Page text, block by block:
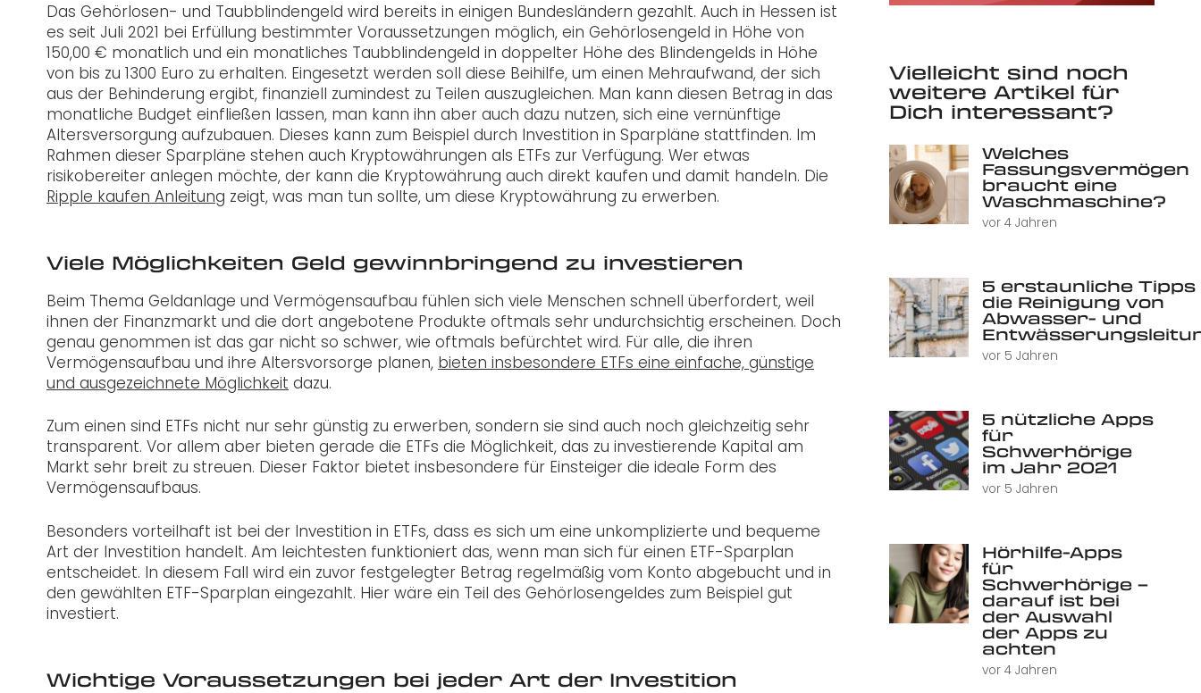
Das Gehörlosen- und Taubblindengeld wird bereits in einigen Bundesländern gezahlt. Auch in Hessen ist
es seit Juli 2021 bei Erfüllung bestimmter Voraussetzungen möglich, ein Gehörlosengeld in Höhe von
150,00 € monatlich und ein monatliches Taubblindengeld in doppelter Höhe des Blindengelds in Höhe
von bis zu 1300 Euro zu erhalten. Eingesetzt werden soll diese Beihilfe, um einen Mehraufwand, der sich
aus der Behinderung ergibt, finanziell zumindest zu Teilen auszugleichen. Man kann diesen Betrag in das
monatliche Budget einfließen lassen, man kann ihn aber auch dazu nutzen, sich eine vernünftige
Altersversorgung aufzubauen. Dieses kann zum Beispiel durch Investition in Sparpläne stattfinden. Im
Rahmen dieser Sparpläne stehen auch Kryptowährungen als ETFs zur Verfügung. Wer etwas
risikobereiter anlegen möchte, der kann die Kryptowährung auch direkt kaufen und damit handeln. Die
Ripple kaufen Anleitung zeigt, was man tun sollte, um diese Kryptowährung zu erwerben.
Viele Möglichkeiten Geld gewinnbringend zu investieren
Beim Thema Geldanlage und Vermögensaufbau fühlen sich viele Menschen schnell überfordert, weil
ihnen der Finanzmarkt und die dort angebotene Produkte oftmals sehr undurchsichtig erscheinen. Doch
genau genommen ist das gar nicht so schwer, wie oftmals befürchtet wird. Für alle, die ihren
Vermögensaufbau und ihre Altersvorsorge planen, bieten insbesondere ETFs eine einfache, günstige
und ausgezeichnete Möglichkeit dazu.
Zum einen sind ETFs nicht nur sehr günstig zu erwerben, sondern sie sind auch noch gleichzeitig sehr
transparent. Vor allem aber bieten gerade die ETFs die Möglichkeit, das zu investierende Kapital am
Markt sehr breit zu streuen. Dieser Faktor bietet insbesondere für Einsteiger die ideale Form des
Vermögensaufbaus.
Besonders vorteilhaft ist bei der Investition in ETFs, dass es sich um eine unkomplizierte und bequeme
Art der Investition handelt. Am leichtesten funktioniert das, wenn man sich für einen ETF-Sparplan
entscheidet. In diesem Fall wird ein zuvor festgelegter Betrag regelmäßig vom Konto abgebucht und in
den gewählten ETF-Sparplan eingezahlt. Hier wäre ein Teil des Gehörlosengeldes zum Beispiel gut
investiert.
Wichtige Voraussetzungen bei jeder Art der Investition
Vielleicht sind noch
weitere Artikel für
Dich interessant?
Welches
Fassungsvermögen
braucht eine
Waschmaschine?
vor 4 Jahren
5 erstaunliche
die Reinigung von
Abwasser- und
vor 5 Jahren
5 nützliche Apps
für
Schwerhörige
im Jahr 2021
vor 5 Jahren
Hörhilfe-Apps
für
Schwerhörige –
darauf ist bei
der Auswahl
der Apps zu
achten
vor 4 Jahren